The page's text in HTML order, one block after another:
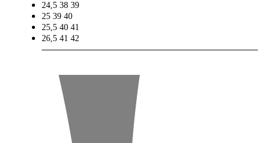
24,5 38 39
25 39 40
25,5 40 41
26,5 41 42